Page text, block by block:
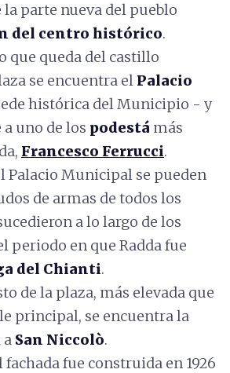
la parte nueva del pueblo
del centro histórico.
que queda del castillo
se encuentra el Palacio
histórica del Municipio - y
uno de los podestá más
Francesco Ferrucci.
Palacio Municipal se pueden
de armas de todos los
a lo largo de los
periodo en que Radda fue
del Chianti.
de la plaza, más elevada que
principal, se encuentra la
a San Niccolò.
fue construida en 1926